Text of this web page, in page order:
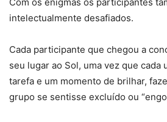
intelectualmente desafiados.
Cada participante que chegou a
seu lugar ao Sol, uma vez que cada
tarefa e um momento de brilhar,
grupo se sentisse excluído ou